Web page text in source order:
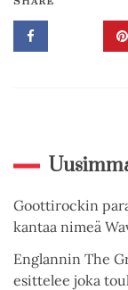
Goottirockin
kantaa nimeä
Englannin The
esittelee joka